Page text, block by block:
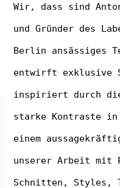
Wir, dass sind
und Gründer des
Berlin ansässiges
entwirft exklusive
inspiriert durch
starke Kontraste in
einem
unserer Arbeit mit
Schnitten, Styles,